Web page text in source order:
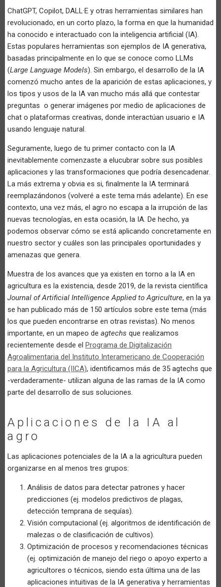
ChatGPT, Copilot, DALL·E y otras herramientas similares han
revolucionado, en un corto plazo, la forma en que la humanidad
ha conocido e interactuado con la inteligencia artificial (IA).
Estas populares herramientas son ejemplos de IA generativa,
basadas principalmente en lo que se conoce como LLMs
(Large Language Models). Sin embargo, el desarrollo de la IA
comenzó mucho antes de la aparición de estas aplicaciones, y
los tipos y usos de la IA van mucho más allá que contestar
preguntas o generar imágenes por medio de aplicaciones de
chat o plataformas creativas, donde interactúan usuario e IA
usando lenguaje natural.
Seguramente, luego de tu primer contacto con la IA
inevitablemente comenzaste a elucubrar sobre sus posibles
aplicaciones y las transformaciones que podría desencadenar.
La más extrema y obvia es si, finalmente la IA terminará
reemplazándonos (volveré a este tema más adelante). En ese
contexto, una vez más, el agro no escapa a la irrupción de las
nuevas tecnologías, en esta ocasión, la IA. De hecho, ya
podemos observar cómo se está aplicando concretamente en
nuestro sector y cuáles son las principales oportunidades y
amenazas que genera.
Muestra de los avances que ya existen en torno a la IA en
agricultura es la existencia, desde 2019, de la revista científica
Journal of Artificial Intelligence Applied to Agriculture, en la ya
se han publicado más de 150 artículos sobre este tema (más
los que pueden encontrarse en otras revistas). No menos
importante, en un mapeo de agtechs que realizamos
recientemente desde el Programa de Digitalización
Agroalimentaria del Instituto Interamericano de Cooperación
para la Agricultura (IICA), identificamos más de 35 agtechs que
-verdaderamente- utilizan alguna de las ramas de la IA como
parte del desarrollo de sus soluciones.
Aplicaciones de la IA al
agro
Las aplicaciones potenciales de la IA a la agricultura pueden
organizarse en al menos tres grupos:
Análisis de datos para detectar patrones y hacer
predicciones (ej. modelos predictivos de plagas,
detección temprana de sequías).
Visión computacional (ej. algoritmos de identificación de
malezas o de clasificación de cultivos).
Optimización de procesos y recomendaciones técnicas
(ej. optimización de manejo del riego o apoyo experto a
agricultores o técnicos, siendo esta última una de las
aplicaciones intuitivas de la IA generativa y herramientas